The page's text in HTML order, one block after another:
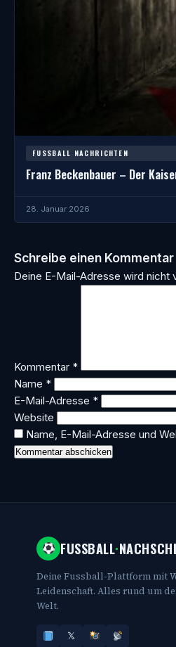
FUSSBALL NACHRICHTEN
Franz Beckenbauer – Der
28. Januar 2026
Schreibe einen Kommentar
Deine E-Mail-Adresse wird nicht
Kommentar *
Name *
E-Mail-Adresse *
Website
Name, E-Mail-Adresse und
FUSSBALL·
Deine Fussball-Plattform mit
Leidenschaft. Alles rund um
Welt.
𝕏